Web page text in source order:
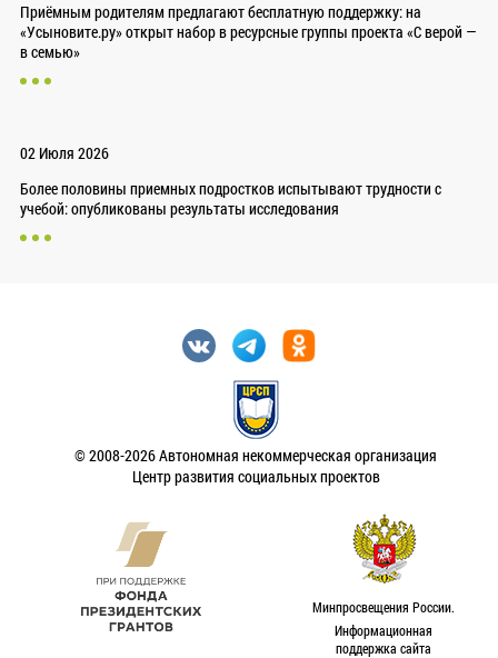
Приёмным родителям предлагают бесплатную поддержку: на
«Усыновите.ру» открыт набор в ресурсные группы проекта «С верой —
в семью»
02 Июля 2026
Более половины приемных подростков испытывают трудности с
учебой: опубликованы результаты исследования
© 2008-2026 Автономная некоммерческая организация
Центр развития социальных проектов
Минпросвещения России.
Информационная
поддержка сайта